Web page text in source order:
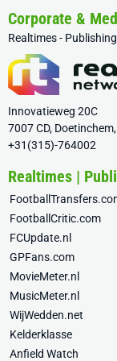
Corporate &
Realtimes -
Innovatieweg 20C
7007 CD,
+31(315)-764002
Realtimes |
FootballCritic.com
FCUpdate.nl
GPFans.com
MovieMeter.nl
MusicMeter.nl
WijWedden.net
Kelderklasse
Anfield Watch